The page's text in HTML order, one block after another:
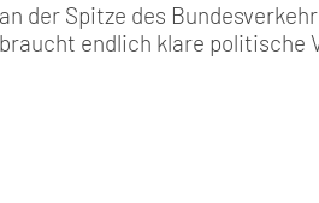
der Spitze des
endlich klare politische